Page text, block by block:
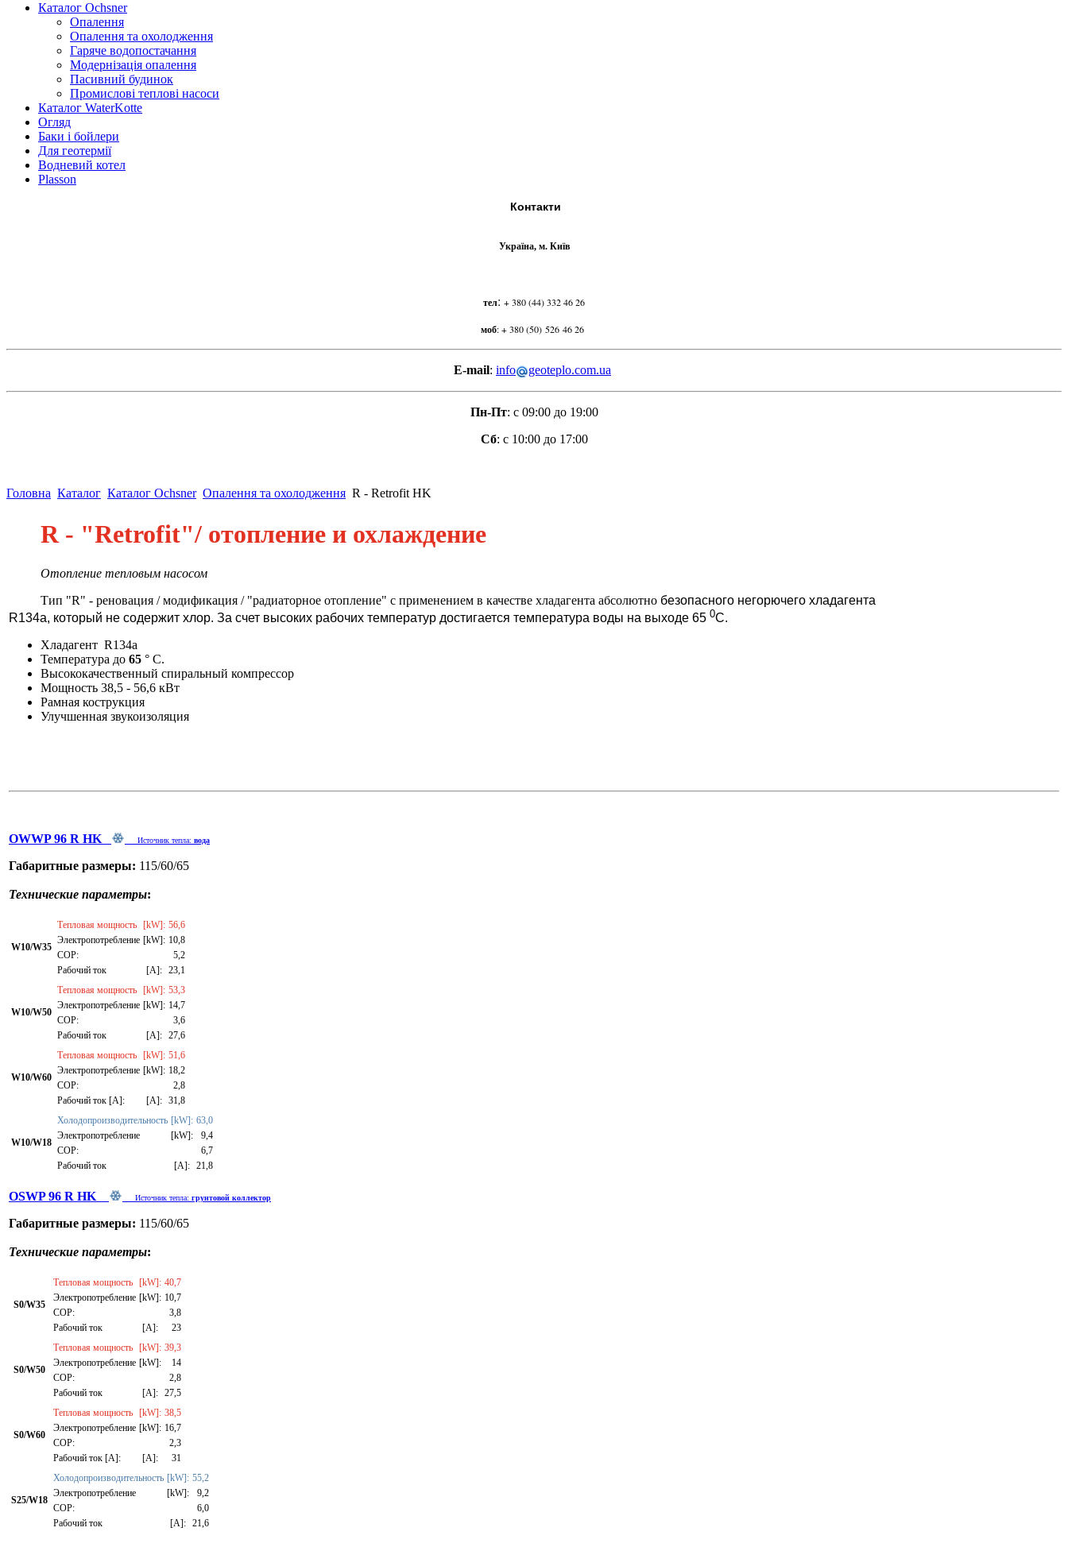
Каталог Ochsner
Опалення
Опалення та охолодження
Гаряче водопостачання
Модернізація опалення
Пасивний будинок
Промислові теплові насоси
Каталог WaterKotte
Огляд
Баки і бойлери
Для геотермії
Водневий котел
Plasson
Контакти
Україна, м. Київ
тел: + 380 (44) 332 46 26
моб:+ 380 (50) 526 46 26
E-mail: info geoteplo.com.ua
Пн-Пт: с 09:00 до 19:00
Сб: с 10:00 до 17:00
Головна Каталог Каталог Ochsner Опалення та охолодження R - Retrofit HK
R - "Retrofit"/ отопление и охлаждение
Отопление тепловым насосом
Тип "R" - реновация / модификация / "радиаторное отопление" с применением в качестве хладагента абсолютно безопасного негорючего хладагента
R134a, который не содержит хлор. За счет высоких рабочих температур достигается температура воды на выходе 65 0С.
Хладагент R134a
Температура до 65 ° C.
Высококачественный спиральный компрессор
Мощность 38,5 - 56,6 кВт
Рамная кострукция
Улучшенная звукоизоляция
OWWP 96 R HK Источник тепла: вода
Габаритные размеры: 115/60/65
Технические параметры:
W10/W35
Тепловая мощность [kW]: 56,6
Электропотребление [kW]: 10,8
СОР:
5,2
Рабочий ток
[A]: 23,1
W10/W50
Тепловая мощность [kW]: 53,3
Электропотребление [kW]: 14,7
СОР:
3,6
Рабочий ток
[A]: 27,6
W10/W60
Тепловая мощность [kW]: 51,6
Электропотребление [kW]: 18,2
СОР:
2,8
Рабочий ток [A]:
[A]: 31,8
W10/W18
Холодопроизводительность [kW]: 63,0
Электропотребление
[kW]:
9,4
СОР:
6,7
Рабочий ток
[A]: 21,8
OSWP 96 R HK Источник тепла: грунтовой коллектор
Габаритные размеры: 115/60/65
Технические параметры:
S0/W35
Тепловая мощность [kW]: 40,7
Электропотребление [kW]: 10,7
СОР:
3,8
Рабочий ток
[A]: 23
S0/W50
Тепловая мощность [kW]: 39,3
Электропотребление [kW]:
14
СОР:
2,8
Рабочий ток
[A]: 27,5
S0/W60
Тепловая мощность [kW]: 38,5
Электропотребление [kW]: 16,7
СОР:
2,3
Рабочий ток [A]:
[A]: 31
S25/W18
Холодопроизводительность [kW]: 55,2
Электропотребление
[kW]:
9,2
СОР:
6,0
Рабочий ток
[A]: 21,6